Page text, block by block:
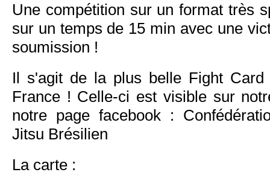
Une compétition sur un format très
sur un temps de 15 min avec une
soumission !
Il s'agit de la plus belle Fight Card
France ! Celle-ci est visible sur
notre page facebook :
Jitsu Brésilien
La carte :